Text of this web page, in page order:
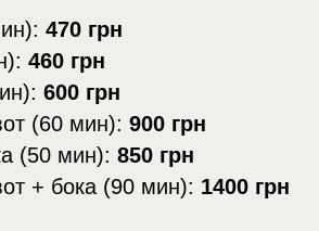
470 грн
460 грн
600 грн
(60 мин): 900 грн
(50 мин): 850 грн
+ бока (90 мин): 1400 грн